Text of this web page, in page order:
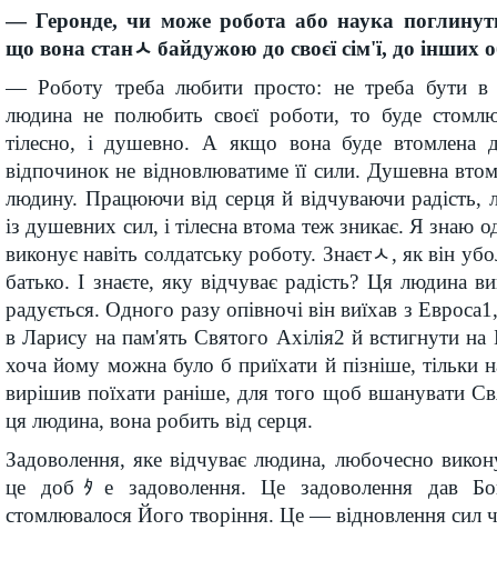
— Геронде, чи може робота або наука
що вона станﾵ байдужою до своєї сім'ї, до інших
— Роботу треба любити просто: не треба бути в
людина не полюбить своєї роботи, то буде
тілесно, і душевно. А якщо вона буде втомлена
відпочинок не відновлюватиме її сили. Душевна
людину. Працюючи від серця й відчуваючи радість,
із душевних сил, і тілесна втома теж зникає. Я знаю
виконує навіть солдатську роботу. Знаєтﾵ, як він
батько. І знаєте, яку відчуває радість? Ця людина
радується. Одного разу опівночі він виїхав з
в Ларису на пам'ять Святого Ахілія2 й встигнути на
хоча йому можна було б приїхати й пізніше, тільки
вирішив поїхати раніше, для того щоб вшанувати
ця людина, вона робить від серця.
Задоволення, яке відчуває людина, любочесно
це добﾀе задоволення. Це задоволення дав
стомлювалося Його творіння. Це — відновлення сил